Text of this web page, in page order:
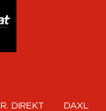
R. DIREKT DAXL